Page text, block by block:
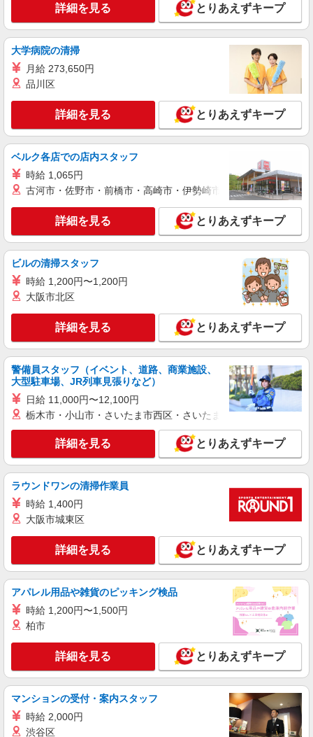
株式会社kotrio /●FK-H-1849039
＼未経験OK／高級シニア向け住宅で日常生活
の見守りやお手伝い等
時給1450円〜2062円 ＜日払い有/週払い有/交
通費全支給(ガソリン代含む)＞
キープ 詳細を見る
派遣社員
株式会社kotrio /●FK-H-2012219
宗像市｜未経験でも大丈夫◎研修が手厚い有料
住宅の介護♪
通費全支給(ガソリン代含む)＞
宗像市内≪最寄り駅：赤間駅≫
キープ 詳細を見る
詳細を見る とりあえずキープ
大学病院の清掃
月給 273,650円
品川区
詳細を見る とりあえずキープ
ベルク各店での店内スタッフ
時給 1,065円
古河市・佐野市・前橋市・高崎市・伊勢崎市・太田市・館林市
詳細を見る とりあえずキープ
ビルの清掃スタッフ
時給 1,200円〜1,200円
大阪市北区
詳細を見る とりあえずキープ
警備員スタッフ（イベント、道路、商業施設、
大型駐車場、JR列車見張りなど）
日給 11,000円〜12,100円
栃木市・小山市・さいたま市西区・さいたま市岩槻区・久喜市・
詳細を見る とりあえずキープ
ラウンドワンの清掃作業員
時給 1,400円
大阪市城東区
詳細を見る とりあえずキープ
アパレル用品や雑貨のピッキング検品
時給 1,200円〜1,500円
柏市
詳細を見る とりあえずキープ
マンションの受付・案内スタッフ
時給 2,000円
渋谷区